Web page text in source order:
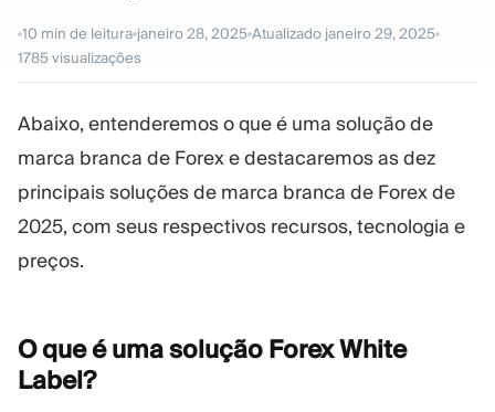
10 min de leitura janeiro 28, 2025 Atualizado janeiro 29, 2025
1785 visualizações
Abaixo, entenderemos o que é uma solução de
marca branca de Forex e destacaremos as dez
principais soluções de marca branca de Forex de
2025, com seus respectivos recursos, tecnologia e
preços.
O que é uma solução Forex White
Label?
Mesa Proprietária
MÓDULOS
Plataforma Trading Administração
RECURSOS
Guia de marketing
Tutoriais em vídeo
Calculadora de lucro
MAIS
Números